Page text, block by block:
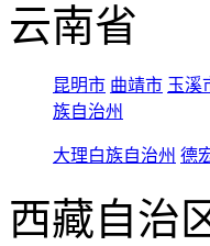
云南省
昆明市 曲靖市 玉溪
族自治州
大理白族自治州 德
西藏自治